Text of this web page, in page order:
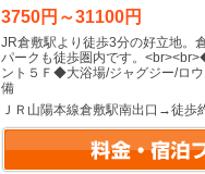
3750円～31100円
JR倉敷駅より徒歩3分の好立地。
パークも徒歩圏内です。
ント５Ｆ◆大浴場/ジャグジー/ロ
備
ＪＲ山陽本線倉敷駅南出口→徒歩